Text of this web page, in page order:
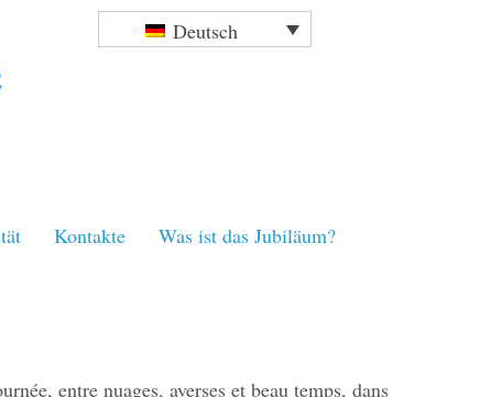
Deutsch
Kontakte Was ist das Jubiläum?
entre nuages, averses et beau temps, dans